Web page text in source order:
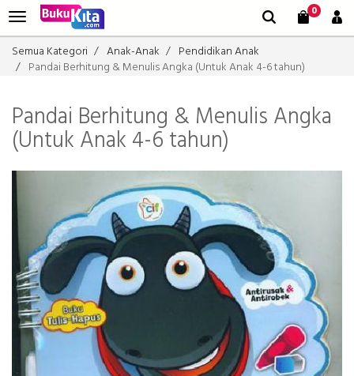
0
Semua Kategori Anak-Anak
Pendidikan Anak
Pandai Berhitung & Menulis Angka (Untuk Anak 4-6 tahun)
Pandai Berhitung & Menulis Angka
(Untuk Anak 4-6 tahun)